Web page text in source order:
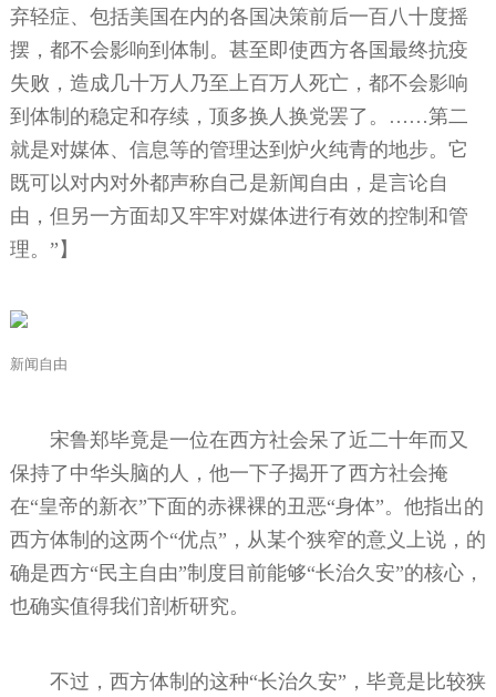
弃轻症、包括美国在内的各国决策前后一百八十度摇
摆，都不会影响到体制。甚至即使西方各国最终抗疫
失败，造成几十万人乃至上百万人死亡，都不会影响
到体制的稳定和存续，顶多换人换党罢了。……第二
就是对媒体、信息等的管理达到炉火纯青的地步。它
既可以对内对外都声称自己是新闻自由，是言论自
由，但另一方面却又牢牢对媒体进行有效的控制和管
理。”】
新闻自由
宋鲁郑毕竟是一位在西方社会呆了近二十年而又
保持了中华头脑的人，他一下子揭开了西方社会掩
在“皇帝的新衣”下面的赤裸裸的丑恶“身体”。他指出的
西方体制的这两个“优点”，从某个狭窄的意义上说，的
确是西方“民主自由”制度目前能够“长治久安”的核心，
也确实值得我们剖析研究。
不过，西方体制的这种“长治久安”，毕竟是比较狭